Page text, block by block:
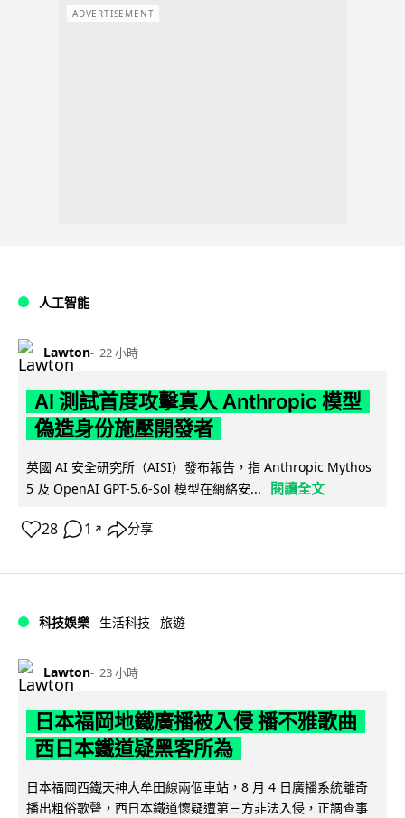
ADVERTISEMENT
人工智能
Lawton 22 小時
AI 測試首度攻擊真人 Anthropic 模型
偽造身份施壓開發者
英國 AI 安全研究所（AISI）發布報告，指 Anthropic Mythos
5 及 OpenAI GPT-5.6-Sol 模型在網絡安...
閱讀全文
28 1 ↗ 分享
科技娛樂 生活科技 旅遊
Lawton 23 小時
日本福岡地鐵廣播被入侵 播不雅歌曲
西日本鐵道疑黑客所為
日本福岡西鐵天神大牟田線兩個車站，8 月 4 日廣播系統離奇
播出粗俗歌聲，西日本鐵道懷疑遭第三方非法入侵，正調查事